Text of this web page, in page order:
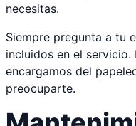
necesitas.
Siempre pregunta a tu
incluidos en el servicio.
encargamos del
preocuparte.